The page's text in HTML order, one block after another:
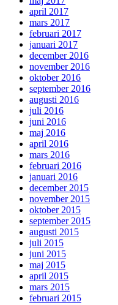
april 2017
mars 2017
februari 2017
januari 2017
december 2016
november 2016
oktober 2016
september 2016
augusti 2016
juli 2016
juni 2016
maj 2016
april 2016
mars 2016
februari 2016
januari 2016
december 2015
november 2015
oktober 2015
september 2015
augusti 2015
juli 2015
juni 2015
maj 2015
april 2015
mars 2015
februari 2015